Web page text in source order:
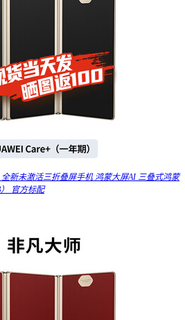
全新未激活三折叠屏手机 鸿蒙大屏AI 三叠式鸿蒙
官方标配